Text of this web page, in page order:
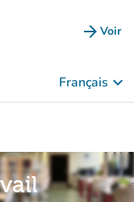
arrow_forward Voir
Français keyboard_arrow_down